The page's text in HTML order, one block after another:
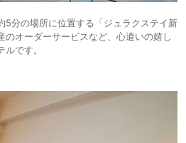
5分の場所に位置する「ジュラクステイ新
のオーダーサービスなど、心遣いの嬉し
です。